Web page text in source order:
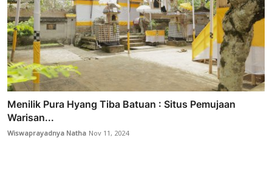
Menilik Pura Hyang Tiba Batuan : Situs Pemujaan
Warisan...
Wiswaprayadnya Natha Nov 11, 2024